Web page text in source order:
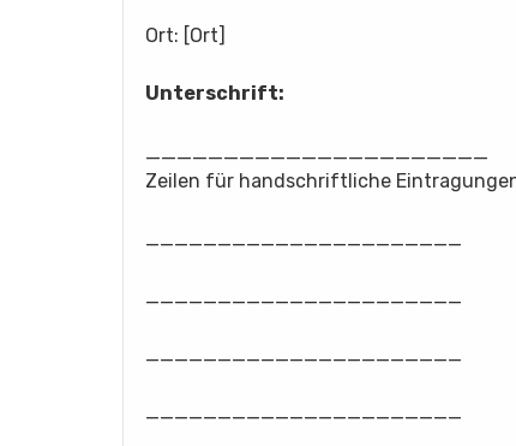
Ort: [Ort]
Unterschrift:
______________________
Zeilen für handschriftliche
______________________
______________________
______________________
______________________